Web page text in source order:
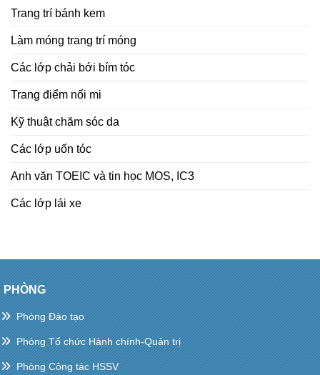
Trang trí bánh kem
Làm móng trang trí móng
Các lớp chải bới bím tóc
Trang điểm nối mi
Kỹ thuật chăm sóc da
Các lớp uốn tóc
Anh văn TOEIC và tin học MOS, IC3
Các lớp lái xe
PHÒNG
Phòng Đào tạo
Phòng Tổ chức Hành chính-Quản trị
Phòng Công tác HSSV